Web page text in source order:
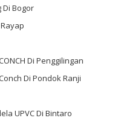
Di Bogor
Di Penggilingan
Di Pondok Ranji
UPVC Di Bintaro